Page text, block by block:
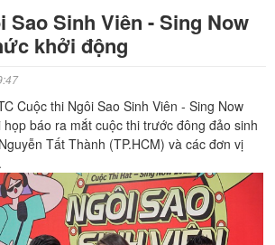
Sao Sinh Viên - Sing Now
khởi động
Cuộc thi Ngôi Sao Sinh Viên - Sing Now
báo ra mắt cuộc thi trước đông đảo sinh
Tất Thành (TP.HCM) và các đơn vị